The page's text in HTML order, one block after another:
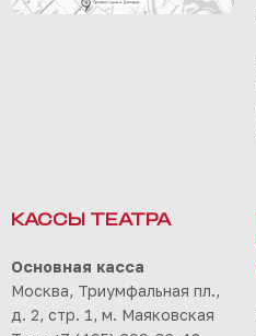
КАССЫ ТЕАТРА
Основная касса
Москва, Триумфальная пл.,
д. 2, стр. 1, м. Маяковская